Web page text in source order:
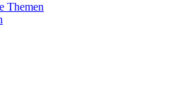
Themen